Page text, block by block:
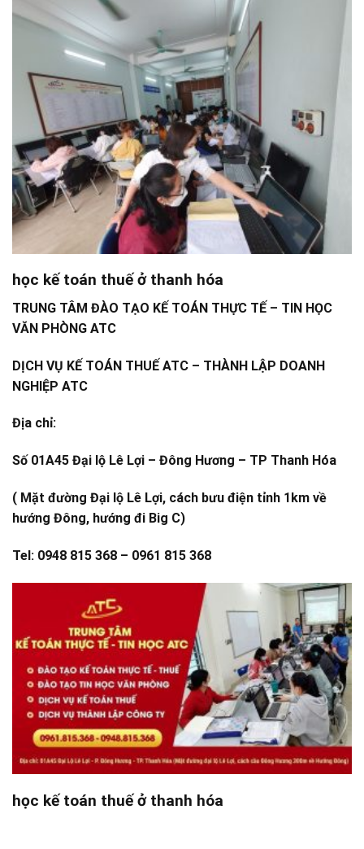
học kế toán thuế ở thanh hóa
TRUNG TÂM ĐÀO TẠO KẾ TOÁN THỰC TẾ – TIN HỌC
VĂN PHÒNG ATC
DỊCH VỤ KẾ TOÁN THUẾ ATC – THÀNH LẬP DOANH
NGHIỆP ATC
Địa chỉ:
Số 01A45 Đại lộ Lê Lợi – Đông Hương – TP Thanh Hóa
( Mặt đường Đại lộ Lê Lợi, cách bưu điện tỉnh 1km về
hướng Đông, hướng đi Big C)
Tel: 0948 815 368 – 0961 815 368
học kế toán thuế ở thanh hóa